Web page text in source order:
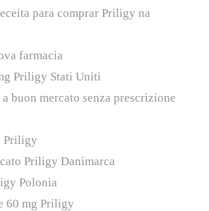
para comprar Priligy na
farmacia
Priligy Stati Uniti
buon mercato senza prescrizione
Priligy
Priligy Danimarca
Polonia
60 mg Priligy